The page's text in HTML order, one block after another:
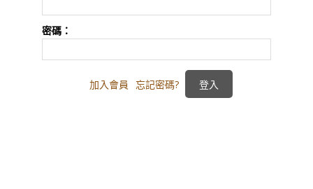
密碼：
加入會員 忘記密碼?